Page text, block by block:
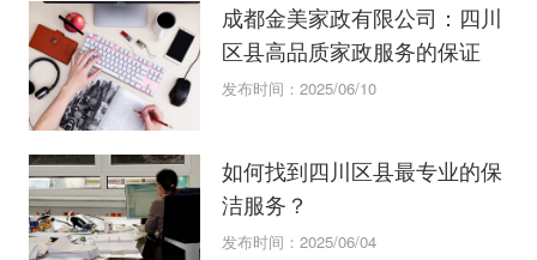
成都金美家政有限公司：四川
区县高品质家政服务的保证
发布时间：2025/06/10
如何找到四川区县最专业的保
洁服务？
发布时间：2025/06/04